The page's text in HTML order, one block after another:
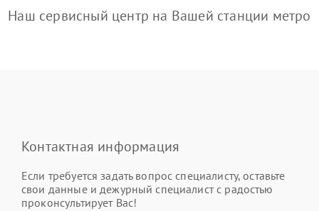
Наш сервисный центр на Вашей станции метро
Контактная информация
Если требуется задать вопрос специалисту, оставьте
свои данные и дежурный специалист с радостью
проконсультирует Вас!